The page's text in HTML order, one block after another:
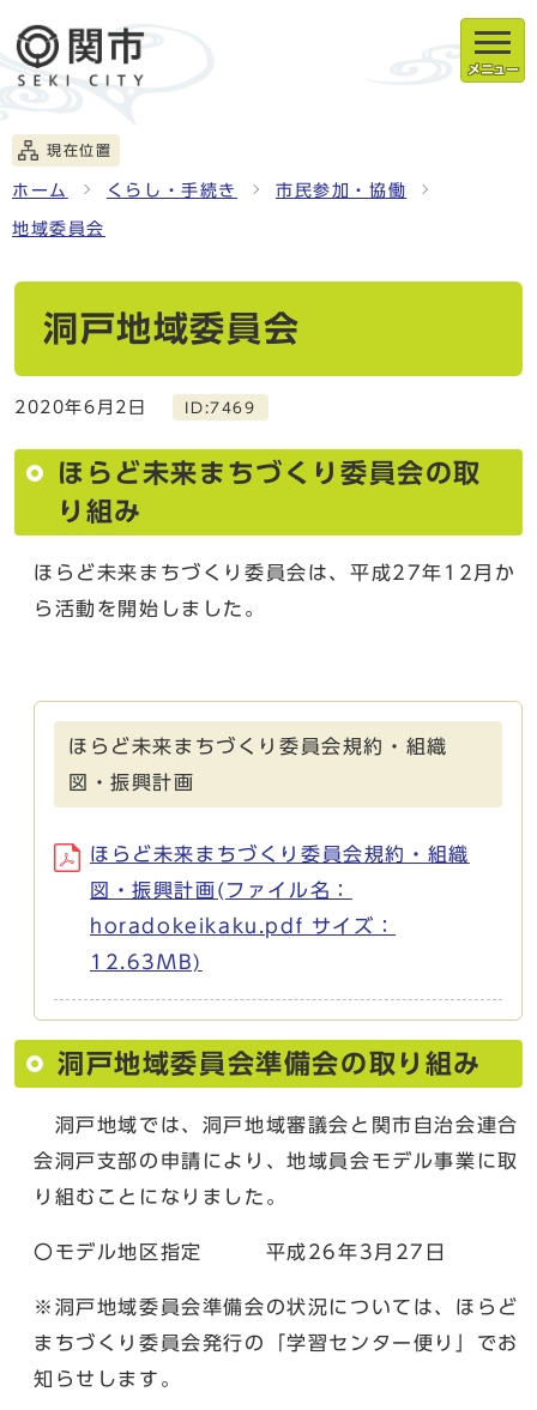
メニュー
現在位置
ホーム くらし・手続き 市民参加・協働
地域委員会
洞戸地域委員会
2020年6月2日 ID:7469
ほらど未来まちづくり委員会の取
り組み
ほらど未来まちづくり委員会は、平成27年12月か
ら活動を開始しました。
ほらど未来まちづくり委員会規約・組織
図・振興計画
ほらど未来まちづくり委員会規約・組織
図・振興計画(ファイル名：
horadokeikaku.pdf サイズ：
12.63MB)
洞戸地域委員会準備会の取り組み
洞戸地域では、洞戸地域審議会と関市自治会連合
会洞戸支部の申請により、地域員会モデル事業に取
り組むことになりました。
〇モデル地区指定 平成26年3月27日
※洞戸地域委員会準備会の状況については、ほらど
まちづくり委員会発行の「学習センター便り」でお
知らせします。